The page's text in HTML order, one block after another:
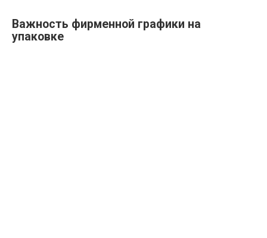
Важность фирменной графики на
упаковке